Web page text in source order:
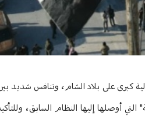
كبرى على بلاد الشام، وتنافس شديد بين
أوصلها إليها النظام السابق،